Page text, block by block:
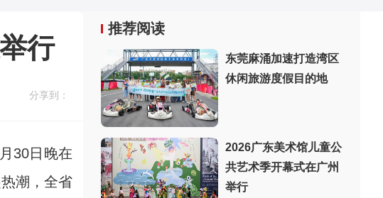
行
分享到：
30日晚在
潮，全省
推荐阅读
东莞麻涌加速打造湾区
休闲旅游度假目的地
2026广东美术馆儿童公
共艺术季开幕式在广州
举行